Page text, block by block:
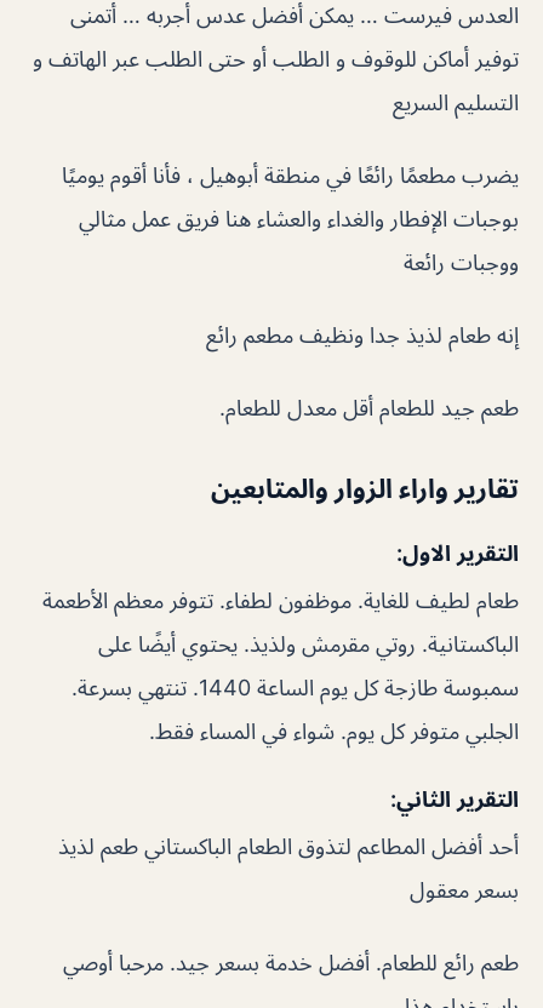
العدس فيرست … يمكن أفضل عدس أجربه … أتمنى
توفير أماكن للوقوف و الطلب أو حتى الطلب عبر الهاتف و
التسليم السريع
يضرب مطعمًا رائعًا في منطقة أبوهيل ، فأنا أقوم يوميًا
بوجبات الإفطار والغداء والعشاء هنا فريق عمل مثالي
ووجبات رائعة
إنه طعام لذيذ جدا ونظيف مطعم رائع
طعم جيد للطعام أقل معدل للطعام.
تقارير واراء الزوار والمتابعين
التقرير الاول:
طعام لطيف للغاية. موظفون لطفاء. تتوفر معظم الأطعمة
الباكستانية. روتي مقرمش ولذيذ. يحتوي أيضًا على
سمبوسة طازجة كل يوم الساعة 1440. تنتهي بسرعة.
الجلبي متوفر كل يوم. شواء في المساء فقط.
التقرير الثاني:
أحد أفضل المطاعم لتذوق الطعام الباكستاني طعم لذيذ
بسعر معقول
طعم رائع للطعام. أفضل خدمة بسعر جيد. مرحبا أوصي